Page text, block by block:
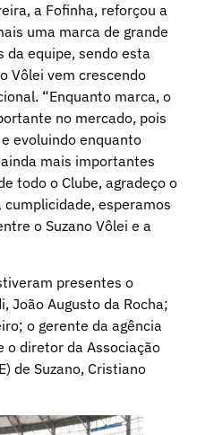
a Fofinha, reforçou a
uma marca de grande
da equipe, sendo esta
Vôlei vem crescendo
“Enquanto marca, o
no mercado, pois
evoluindo enquanto
mais importantes
todo o Clube, agradeço o
esperamos
o Suzano Vôlei e a
presentes o
João Augusto da Rocha;
o gerente da agência
o diretor da Associação
de Suzano, Cristiano